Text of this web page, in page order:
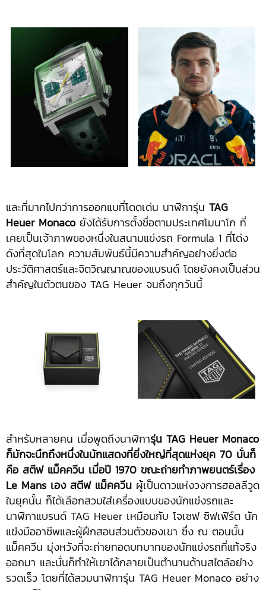
และที่มากไปกว่าการออกแบที่โดดเด่น นาฬิการุ่น TAG
Heuer Monacoยังได้รับการตั้งชื่อตามประเทศโมนาโก ที่
เคยเป็นเจ้าภาพของหนึ่งในสนามแข่งรถ Formula 1 ที่โด่ง
ดังที่สุดในโลก ความสัมพันธ์นี้มีความสำคัญอย่างยิ่งต่อ
ประวัติศาสตร์และจิตวิญญาณของแบรนด์ โดยยังคงเป็นส่วน
สำคัญในตัวตนของ TAG Heuer จนถึงทุกวันนี้
สำหรับหลายคน เมื่อพูดถึงนาฬิการุ่น TAG Heuer Monaco
ก็มักจะนึกถึงหนึ่งในนักแสดงที่ยิ่งใหญ่ที่สุดแห่งยุค 70 นั่นก็
คือ สตีฟ แม็คควีน เมื่อปี 1970 ขณะถ่ายทำภาพยนตร์เรื่อง
Le Mans เอง สตีฟ แม็คควีน ผู้เป็นดาวแห่งวงการฮอลลีวูด
ในยุคนั้น ก็ได้เลือกสวมใส่เครื่องแบบของนักแข่งรถและ
นาฬิกาแบรนด์ TAG Heuer เหมือนกับ โจเซฟ ซิฟเฟิร์ต นัก
แข่งมืออาชีพและผู้ฝึกสอนส่วนตัวของเขา ซึ่ง ณ ตอนนั้น
แม็คควีน มุ่งหวังที่จะถ่ายทอดบทบาทของนักแข่งรถที่แท้จริง
ออกมา และนั่นก็ทำให้เขาได้กลายเป็นตำนานด้านสไตล์อย่าง
รวดเร็ว โดยที่ได้สวมนาฬิการุ่น TAG Heuer Monaco อย่าง